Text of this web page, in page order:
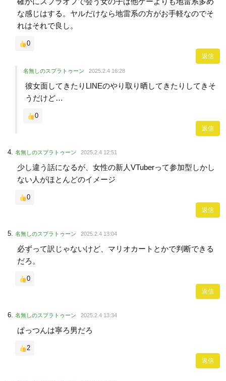
な感じはする。ヤルだけなら地雷系の方がお手軽なのでそ
れはそれで良し。
0
返信
名無しのスプラトゥーン 2025.2.4 16:28
彼女面してきたりLINEのやり取り晒してきたりしてきそ
うだけど…
0
返信
名無しのスプラトゥーン 2025.2.4 12:51
少し違う話になるが、女性の新人VTuberって参加型しかし
ない人がほとんどのイメージ
0
返信
名無しのスプラトゥーン 2025.2.4 13:04
必ずって訳じゃないけど、マリオカートとかで判断できる
だろ。
0
返信
名無しのスプラトゥーン 2025.2.4 13:34
ぱっつんは寧ろ男だろ
2
返信